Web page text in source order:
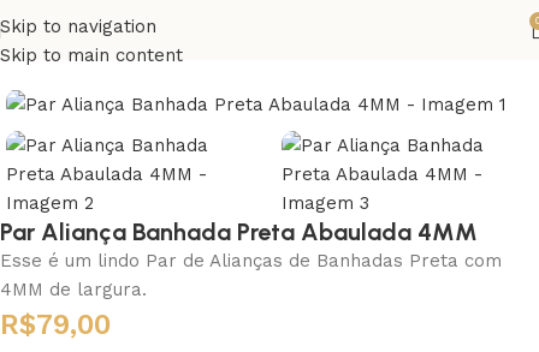
Skip to navigation
Skip to main content
Par Aliança Banhada Preta Abaulada 4MM
Esse é um lindo Par de Alianças de Banhadas Preta com
4MM de largura.
R$79,00